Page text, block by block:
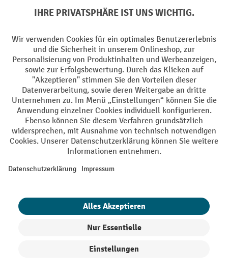
Soziale Netzwerke
Impressum Datenschutz
Barrierefreiheit Privacy Settings
Alle Preise exkl. gesetzl. Mehrwertsteuer zzgl.Versandkostenund ggf.
Nachnahmegebühren, wenn nicht anders angegeben.
¹ Der Rabatt gilt so lange der Vorrat reicht. Der Rabatt gilt nicht auf
oder Gutscheinen ist nicht möglich. | ² Der Rabatt wird einmalig bei
eingelöst werden. Die Höhe des Rabatts variiert je nach
Produktkategorie und beträgt bis zu 10 % (10 % auf Lager, Umwelt,
Heben | 7% auf Büro). Ausgenommen sind Elektro-Hubwagen,
Ausschluss von Werkzeug. Gilt nicht auf Sonderpreise. Kombination